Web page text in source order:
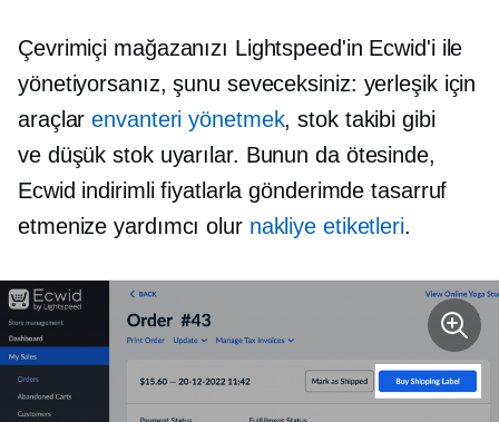
Çevrimiçi mağazanızı Lightspeed'in Ecwid'i ile
yönetiyorsanız, şunu seveceksiniz: yerleşikiçin
araçlarenvanteri yönetmek, stok takibi gibi
ve düşük stokuyarılar. Bunun da ötesinde,
Ecwid indirimli fiyatlarla gönderimde tasarruf
etmenize yardımcı olur nakliye etiketleri.